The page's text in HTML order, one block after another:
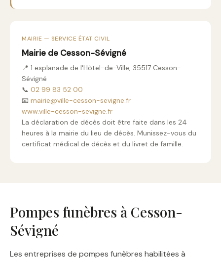
MAIRIE — SERVICE ÉTAT CIVIL
Mairie de Cesson-Sévigné
📍 1 esplanade de l'Hôtel-de-Ville, 35517 Cesson-
Sévigné
📞 02 99 83 52 00
📧 mairie@ville-cesson-sevigne.fr
www.ville-cesson-sevigne.fr
La déclaration de décès doit être faite dans les 24
heures à la mairie du lieu de décès. Munissez-vous du
certificat médical de décès et du livret de famille.
Pompes funèbres à Cesson-
Sévigné
Les entreprises de pompes funèbres habilitées à